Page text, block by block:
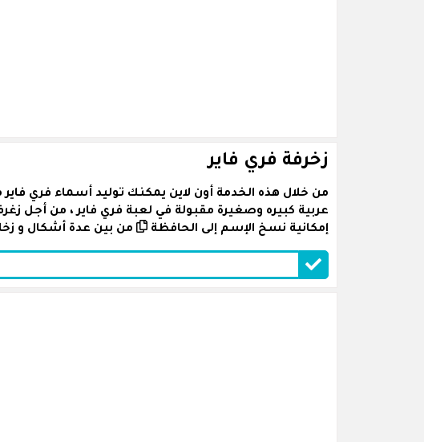
زخرفة فري فاير
من خلال هذه الخدمة أون لاين يمكنك توليد أسماء فري
عربية كبيره وصغيرة مقبولة في لعبة فري فاير ، من أجل
إمكانية نسخ الإسم إلى الحافظة
من بين عدة أشكال و